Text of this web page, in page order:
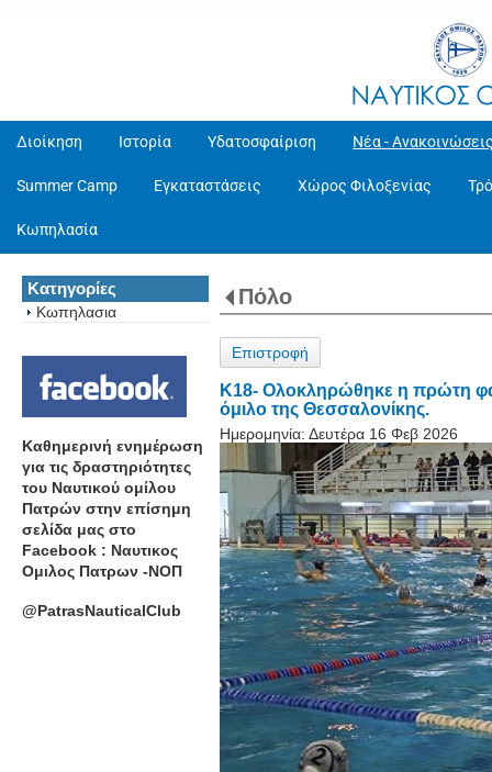
Διοίκηση Ιστορία Υδατοσφαίριση Νέα -
Summer Camp Εγκαταστάσεις Χώρος Φιλοξενίας
Κωπηλασία
Κατηγορίες
Κωπηλασια
Καθημερινή ενημέρωση
για τις δραστηριότητες
του Ναυτικού ομίλου
Πατρών στην επίσημη
σελίδα μας στο
Facebook : Ναυτικος
Ομιλος Πατρων -ΝΟΠ
@PatrasNauticalClub
Πόλο
Επιστροφή
Κ18- Ολοκληρώθηκε η πρώτη
όμιλο της Θεσσαλονίκης.
Ημερομηνία: Δευτέρα 16 Φεβ 2026